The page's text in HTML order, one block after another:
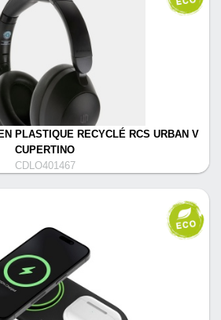
PLASTIQUE RECYCLÉ RCS URBAN V
CUPERTINO
CDLO401467